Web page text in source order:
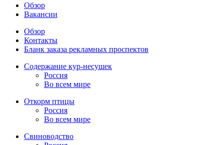
Обзор
Вакансии
Обзор
Контакты
Бланк заказа рекламных проспектов
Содержание кур-несушек
Россия
Во всем мире
Откорм птицы
Россия
Во всем мире
Свиноводство